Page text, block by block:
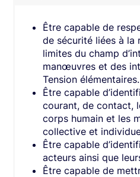
Être capable de
de sécurité liées à la
limites du champ
manœuvres et des
Tension élémentaires.
Être capable
courant, de contact,
corps humain et les
collective et
Être capable
acteurs ainsi que
Être capable de